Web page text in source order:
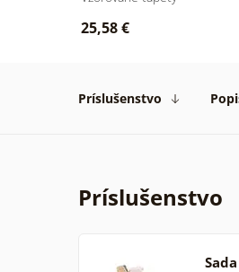
25,58 €
Príslušenstvo
Príslušenstvo